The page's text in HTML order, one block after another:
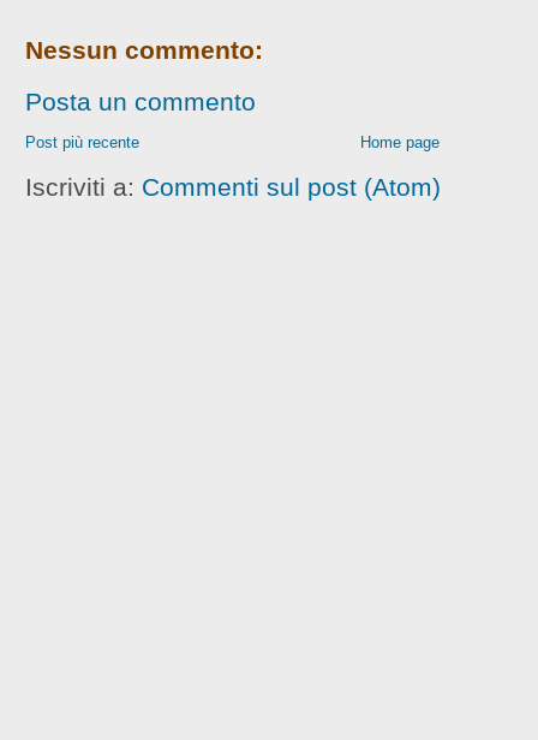
Nessun commento:
Posta un commento
Post più recente Home page
Iscriviti a: Commenti sul post (Atom)